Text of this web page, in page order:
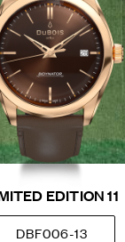
EDITION 11
DBF006-13